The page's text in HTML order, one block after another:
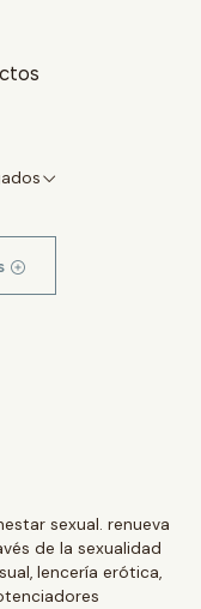
sexual. renueva
de la sexualidad
lencería erótica,